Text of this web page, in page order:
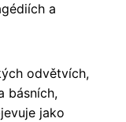
a
odvětvích,
básních,
jako